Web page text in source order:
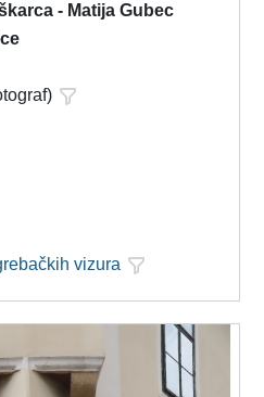
- Matija Gubec
vizura